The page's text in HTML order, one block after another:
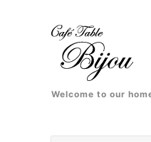
Welcome to our